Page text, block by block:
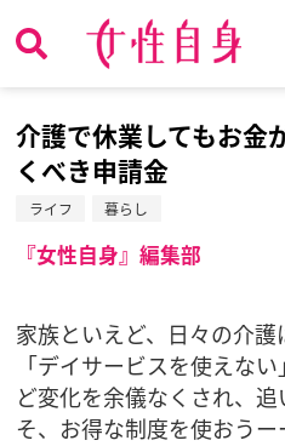
介護で休業してもお金
くべき申請金
ライフ 暮らし
『女性自身』編集部
家族といえど、日々の介
「デイサービスを使えな
ど変化を余儀なくされ、
そ、お得な制度を使おう